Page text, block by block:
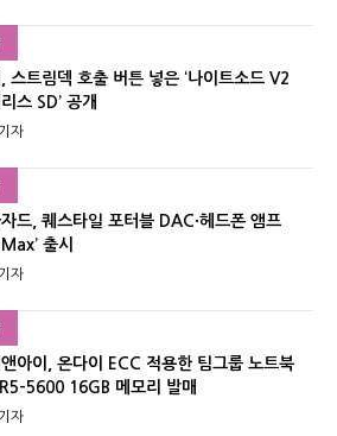
스트림덱 호출 버튼 넣은 ‘나이트소드 V2
스 SD’ 공개
자
드, 퀘스타일 포터블 DAC·헤드폰 앰프
출시
자
아이, 온다이 ECC 적용한 팀그룹 노트북
5600 16GB 메모리 발매
자